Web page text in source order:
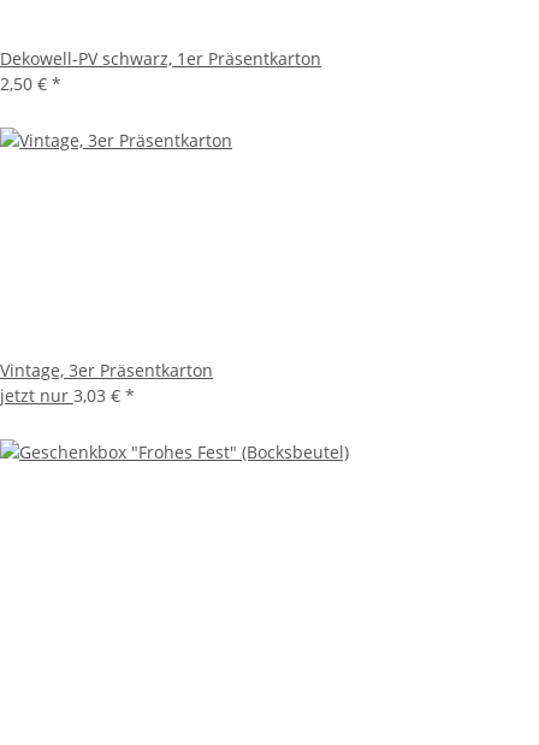
Dekowell-PV schwarz, 1er Präsentkarton
2,50 € *
Vintage, 3er Präsentkarton
jetzt nur 3,03 € *